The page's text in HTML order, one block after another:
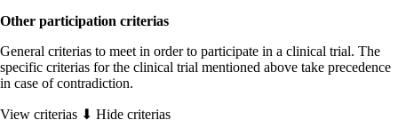
Other participation criterias
General criterias to meet in order to participate in a clinical trial. The
specific criterias for the clinical trial mentioned above take precedence
in case of contradiction.
View criterias ⬇ Hide criterias